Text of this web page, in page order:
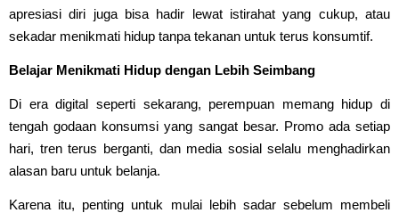
apresiasi diri juga bisa hadir lewat istirahat yang cukup, atau
sekadar menikmati hidup tanpa tekanan untuk terus konsumtif.
Belajar Menikmati Hidup dengan Lebih Seimbang
Di era digital seperti sekarang, perempuan memang hidup di
tengah godaan konsumsi yang sangat besar. Promo ada setiap
hari, tren terus berganti, dan media sosial selalu menghadirkan
alasan baru untuk belanja.
Karena itu, penting untuk mulai lebih sadar sebelum membeli